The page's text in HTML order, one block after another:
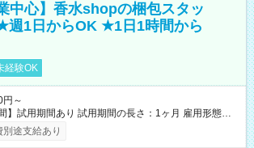
中心】香水shopの梱包スタッ
1日からOK ★1日1時間から
経験OK
～
】試用期間あり 試用期間の長さ：1ヶ月 雇用形態、
用時と同じです。
別途支給あり